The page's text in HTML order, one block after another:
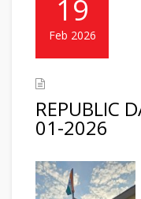
19
Feb 2026
REPUBLIC
01-2026